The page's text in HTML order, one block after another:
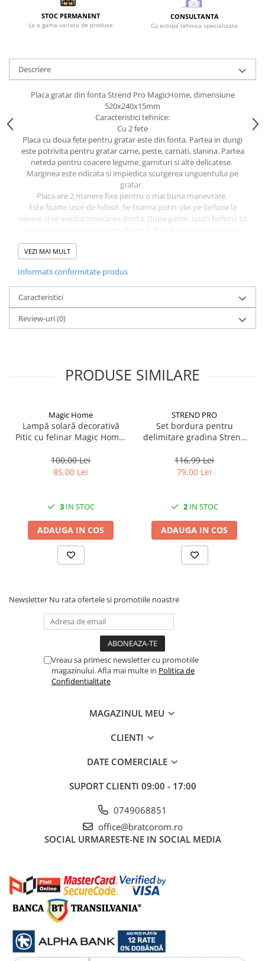
Suruburi, dibluri si accesorii
prindere
Lustre si pendule
Accesorii corpuri de iluminat
Lampi de veghe copii
Proiectoare
Veioze si lampi
CRACIUN
Accesorii decorative
Caciuli
Globuri
Instalatii de Craciun
Lumanari si candele
Suporturi lumanari
Curatenie
Prosoape de hartie si servetele
Servetele umede
Solutii geamuri
Aparate pentru stropit gradina
Articole antidaunatori gradina
Aspersoare
Furtunuri gradinarit
Hamace si leagane
Lampi solare
Lopeti si unelte deszapezit
Mobilier gradina
Programatoare stropire
Umbrele si pavilioane gradina
Detergenti de vase profesionali
Pentru masini de spalat si polish
Pentru spalare manuala
Detergenti lichizi profesionali
Igiena si Ingrijire personala
STOC PERMANENT
La o gama variata de produse
CONSULTANTA
Cu echipa tehnica specializata
Descriere
Placa gratar din fonta Strend Pro MagicHome, dimensiune
520x240x15mm
Caracteristici tehnice:
Cu 2 fete
Placa cu doua fete pentru gratar este din fonta. Partea in dungi
este potrivita pentru gratar carne, peste, carnati, slanina. Partea
neteda pentru coacere legume, garnituri si alte delicatese.
Marginea este ridicata si impiedica scurgerea unguentului pe
gratar.
Placa are 2 manere fixe pentru o mai buna manevrare.
Este foarte usor de folosit. Se toarna putin ulei pe farfurie la
nevoie si se aseaza mancarea dorita. Dupa gatire, lasati farfuria sa
VEZI MAI MULT
Informatii conformitate produs
Caracteristici
Review-uri(0)
PRODUSE SIMILARE
Magic Home
Lampă solară decorativă
Pitic cu felinar Magic Home,
pentru grădină și curte
100,00 Lei
85,00 Lei
3IN STOC
ADAUGA IN COS
STREND PRO
Set bordura pentru
delimitare gradina Strend
lungime totala 4.8 m
116,99 Lei
79,00 Lei
2IN STOC
ADAUGA IN COS
Newsletter Nu rata ofertele si promotiile noastre
Vreau sa primesc newsletter cu promotiile
magazinului. Afla mai multe in Politica de
Confidentialitate
MAGAZINUL MEU
CLIENTI
DATE COMERCIALE
SUPORT CLIENTI 09:00 - 17:00
0749068851
office@bratcorom.ro
SOCIAL URMARESTE-NE IN SOCIAL MEDIA